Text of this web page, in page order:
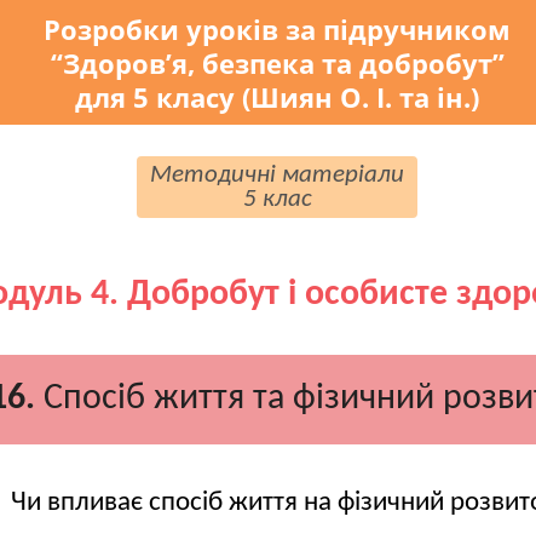
Розробки уроків за підручником
“Здоров’я, безпека та добробут”
для 5 класу (Шиян О. І. та ін.)
Методичні матеріали
5 клас
4. Добробут і особисте
Спосіб життя та фізичний
Чи впливає спосіб життя на фізичний